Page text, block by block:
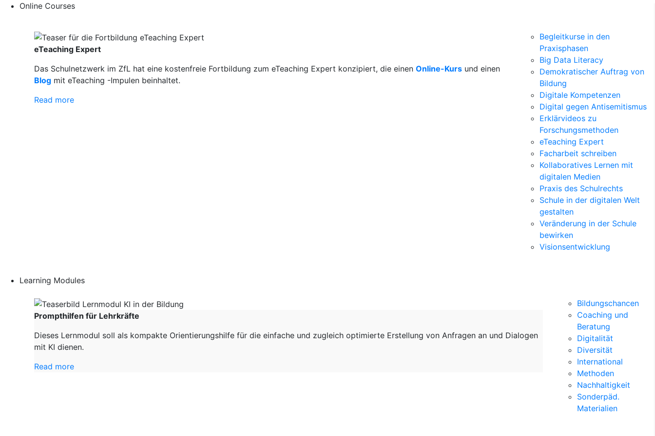
Online Courses
eTeaching Expert
Das Schulnetzwerk im ZfL hat eine kostenfreie Fortbildung zum eTeaching Expert konzipiert, die einen Online-Kurs und einen
Blog mit eTeaching -Impulen beinhaltet.
Read more
Begleitkurse in den
Praxisphasen
Big Data Literacy
Demokratischer Auftrag von
Bildung
Digitale Kompetenzen
Digital gegen Antisemitismus
Erklärvideos zu
Forschungsmethoden
eTeaching Expert
Facharbeit schreiben
Kollaboratives Lernen mit
digitalen Medien
Praxis des Schulrechts
Schule in der digitalen Welt
gestalten
Veränderung in der Schule
bewirken
Visionsentwicklung
Learning Modules
Prompthilfen für Lehrkräfte
Dieses Lernmodul soll als kompakte Orientierungshilfe für die einfache und zugleich optimierte Erstellung von Anfragen an und Dialogen
mit KI dienen.
Read more
Bildungschancen
Coaching und
Beratung
Digitalität
Diversität
International
Methoden
Nachhaltigkeit
Sonderpäd.
Materialien